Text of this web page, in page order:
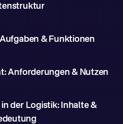
& Funktionen
Anforderungen & Nutzen
der Logistik: Inhalte &